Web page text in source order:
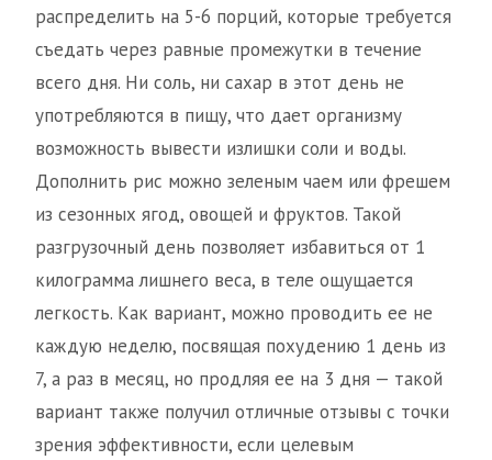
распределить на 5-6 порций, которые требуется
съедать через равные промежутки в течение
всего дня. Ни соль, ни сахар в этот день не
употребляются в пищу, что дает организму
возможность вывести излишки соли и воды.
Дополнить рис можно зеленым чаем или фрешем
из сезонных ягод, овощей и фруктов. Такой
разгрузочный день позволяет избавиться от 1
килограмма лишнего веса, в теле ощущается
легкость. Как вариант, можно проводить ее не
каждую неделю, посвящая похудению 1 день из
7, а раз в месяц, но продляя ее на 3 дня — такой
вариант также получил отличные отзывы с точки
зрения эффективности, если целевым